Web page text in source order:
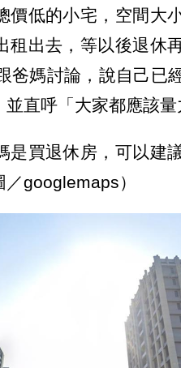
價低的小宅，空間大
租出去，等以後退休
爸媽討論，說自己已
直呼「大家都應該量
買退休房，可以建
googlemaps）